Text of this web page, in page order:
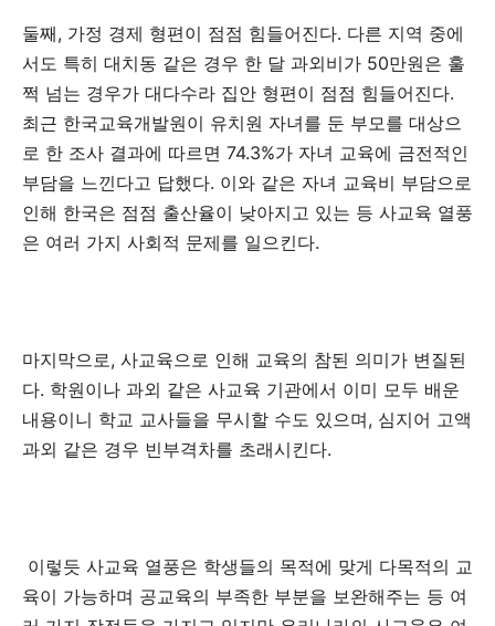
둘째, 가정 경제 형편이 점점 힘들어진다. 다른 지역 중에
서도 특히 대치동 같은 경우 한 달 과외비가 50만원은 훌
쩍 넘는 경우가 대다수라 집안 형편이 점점 힘들어진다.
최근 한국교육개발원이 유치원 자녀를 둔 부모를 대상으
로 한 조사 결과에 따르면 74.3%가 자녀 교육에 금전적인
부담을 느낀다고 답했다. 이와 같은 자녀 교육비 부담으로
인해 한국은 점점 출산율이 낮아지고 있는 등 사교육 열풍
은 여러 가지 사회적 문제를 일으킨다.
마지막으로, 사교육으로 인해 교육의 참된 의미가 변질된
다. 학원이나 과외 같은 사교육 기관에서 이미 모두 배운
내용이니 학교 교사들을 무시할 수도 있으며, 심지어 고액
과외 같은 경우 빈부격차를 초래시킨다.
이렇듯 사교육 열풍은 학생들의 목적에 맞게 다목적의 교
육이 가능하며 공교육의 부족한 부분을 보완해주는 등 여